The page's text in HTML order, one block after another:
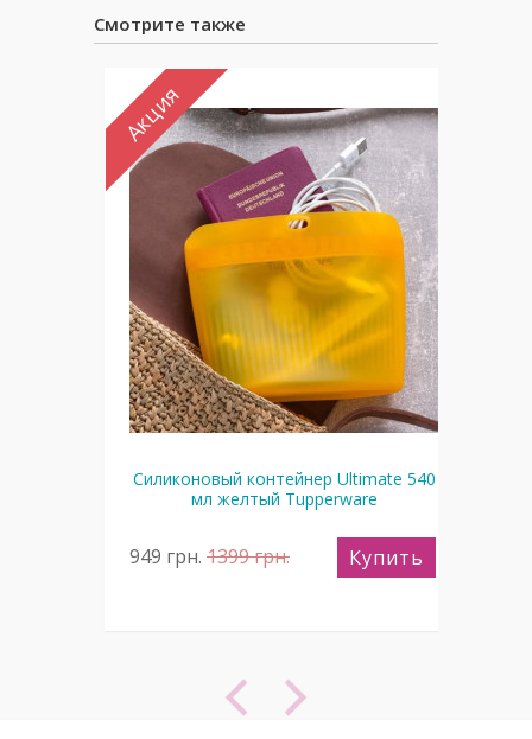
Смотрите также
Акция
Силиконовый контейнер Ultimate 540
мл желтый Tupperware
949 грн. 1399грн. Купить